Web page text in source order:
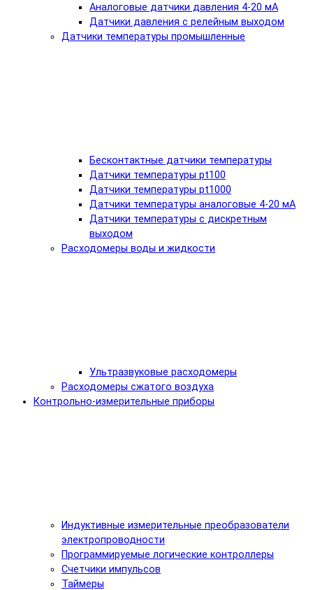
Аналоговые датчики давления 4-20 мА
Датчики давления с релейным выходом
Датчики температуры промышленные
Бесконтактные датчики температуры
Датчики температуры pt100
Датчики температуры pt1000
Датчики температуры аналоговые 4-20 мА
Датчики температуры с дискретным
выходом
Расходомеры воды и жидкости
Ультразвуковые расходомеры
Расходомеры сжатого воздуха
Контрольно-измерительные приборы
Индуктивные измерительные преобразователи
электропроводности
Программируемые логические контроллеры
Счетчики импульсов
Таймеры